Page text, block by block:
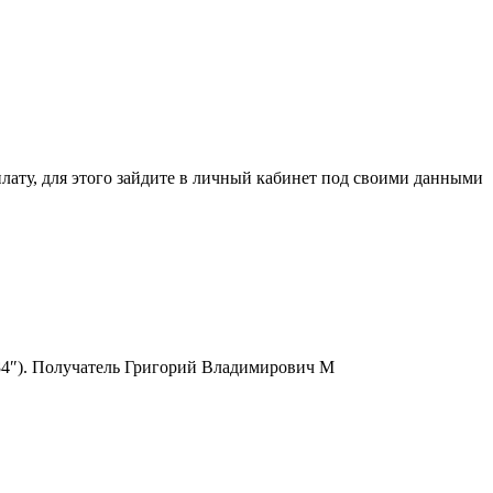
этого зайдите в личный кабинет под своими данными
Получатель Григорий Владимирович М